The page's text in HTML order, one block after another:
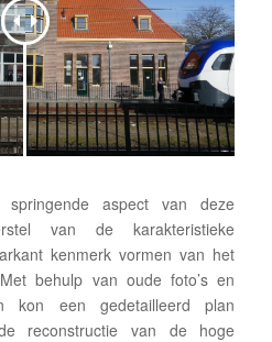
aspect van deze
van de karakteristieke
kenmerk vormen van het
behulp van oude foto’s en
kon een gedetailleerd plan
reconstructie van de hoge